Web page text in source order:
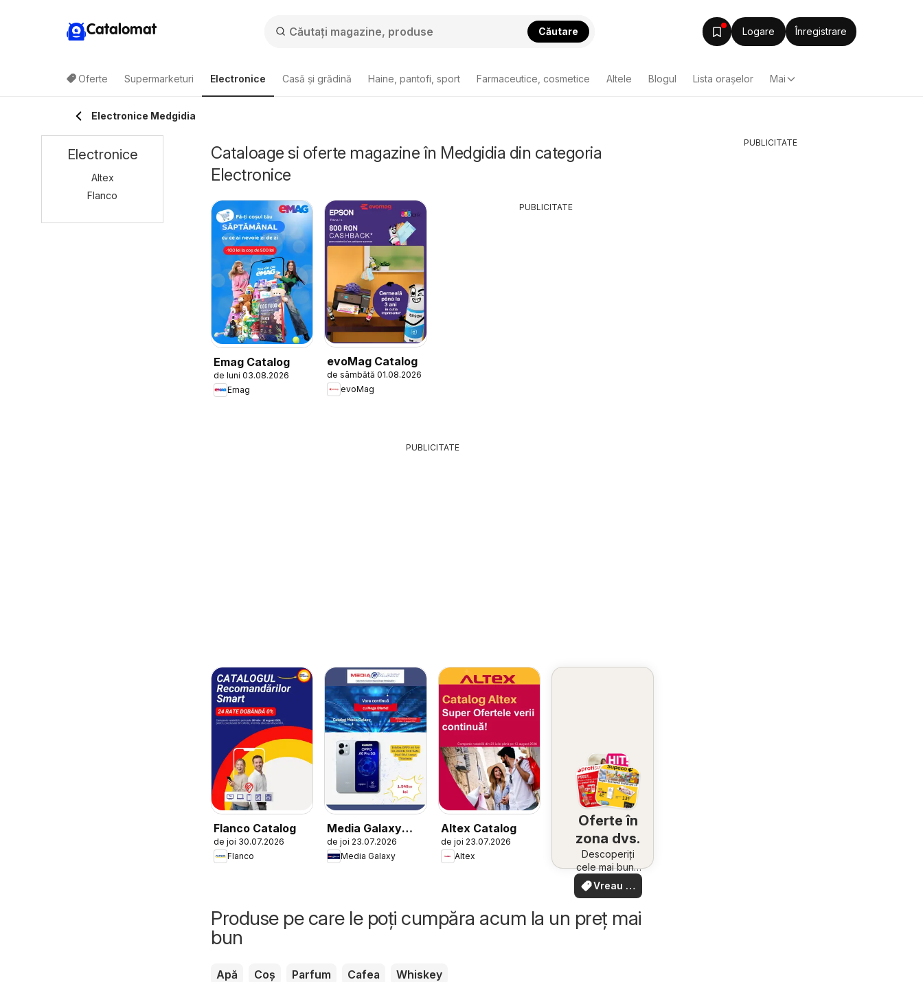
Catalomat Căutare Logare Înregistrare
Oferte Supermarketuri Electronice Casă și grădină Haine, pantofi, sport Farmaceutice, cosmetice Altele Blogul Lista oraşelor Mai
Electronice Medgidia
Cataloage si oferte magazine în Medgidia din categoria
Electronice
Emag Catalog
de luni 03.08.2026
Emag
evoMag Catalog
de sâmbătă 01.08.2026
evoMag
PUBLICITATE
PUBLICITATE
Flanco Catalog
de joi 30.07.2026
Flanco
Media Galaxy
Catalog
de joi 23.07.2026
Media Galaxy
Altex Catalog
de joi 23.07.2026
Altex
Oferte în
zona dvs.
Descoperiți
cele mai bune
oferte din
apropiere –
Vreau să
văd
Produse pe care le poți cumpăra acum la un preț mai
bun
Apă Coș Parfum Cafea Whiskey
Electronice
Altex
Flanco
PUBLICITATE